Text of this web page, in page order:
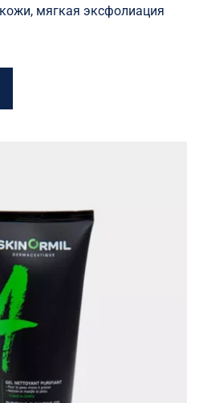
мягкая эксфолиация
гель